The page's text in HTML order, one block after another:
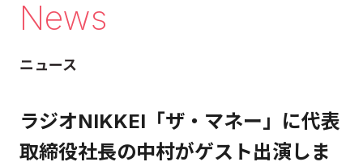
News
ニュース
ラジオNIKKEI「ザ・マネー」に代表
取締役社長の中村がゲスト出演しま